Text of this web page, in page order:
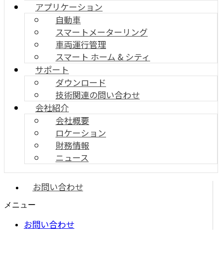
アプリケーション
自動車
スマートメーターリング
車両運行管理
スマート ホーム & シティ
サポート
ダウンロード
技術関連の問い合わせ
会社紹介
会社概要
ロケーション
財務情報
ニュース
お問い合わせ
メニュー
お問い合わせ